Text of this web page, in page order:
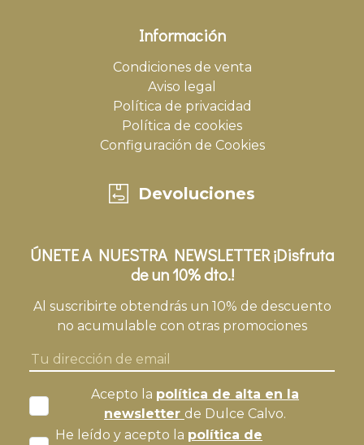
Información
Condiciones de venta
Aviso legal
Política de privacidad
Política de cookies
Configuración de Cookies
Devoluciones
ÚNETE A NUESTRA NEWSLETTER ¡Disfruta
de un 10% dto.!
Al suscribirte obtendrás un 10% de descuento
no acumulable con otras promociones
Acepto la política de alta en la
newsletter de Dulce Calvo.
He leído y acepto la política de